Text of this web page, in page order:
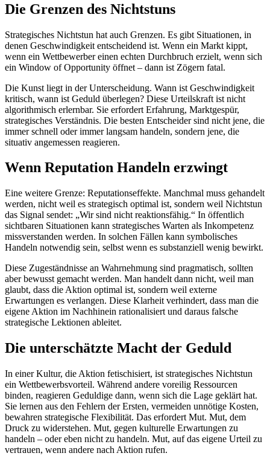
Die Grenzen des Nichtstuns
Strategisches Nichtstun hat auch Grenzen. Es gibt Situationen, in
denen Geschwindigkeit entscheidend ist. Wenn ein Markt kippt,
wenn ein Wettbewerber einen echten Durchbruch erzielt, wenn sich
ein Window of Opportunity öffnet – dann ist Zögern fatal.
Die Kunst liegt in der Unterscheidung. Wann ist Geschwindigkeit
kritisch, wann ist Geduld überlegen? Diese Urteilskraft ist nicht
algorithmisch erlernbar. Sie erfordert Erfahrung, Marktgespür,
strategisches Verständnis. Die besten Entscheider sind nicht jene, die
immer schnell oder immer langsam handeln, sondern jene, die
situativ angemessen reagieren.
Wenn Reputation Handeln erzwingt
Eine weitere Grenze: Reputationseffekte. Manchmal muss gehandelt
werden, nicht weil es strategisch optimal ist, sondern weil Nichtstun
das Signal sendet: „Wir sind nicht reaktionsfähig.“ In öffentlich
sichtbaren Situationen kann strategisches Warten als Inkompetenz
missverstanden werden. In solchen Fällen kann symbolisches
Handeln notwendig sein, selbst wenn es substanziell wenig bewirkt.
Diese Zugeständnisse an Wahrnehmung sind pragmatisch, sollten
aber bewusst gemacht werden. Man handelt dann nicht, weil man
glaubt, dass die Aktion optimal ist, sondern weil externe
Erwartungen es verlangen. Diese Klarheit verhindert, dass man die
eigene Aktion im Nachhinein rationalisiert und daraus falsche
strategische Lektionen ableitet.
Die unterschätzte Macht der Geduld
In einer Kultur, die Aktion fetischisiert, ist strategisches Nichtstun
ein Wettbewerbsvorteil. Während andere voreilig Ressourcen
binden, reagieren Geduldige dann, wenn sich die Lage geklärt hat.
Sie lernen aus den Fehlern der Ersten, vermeiden unnötige Kosten,
bewahren strategische Flexibilität. Das erfordert Mut. Mut, dem
Druck zu widerstehen. Mut, gegen kulturelle Erwartungen zu
handeln – oder eben nicht zu handeln. Mut, auf das eigene Urteil zu
vertrauen, wenn andere nach Aktion rufen.